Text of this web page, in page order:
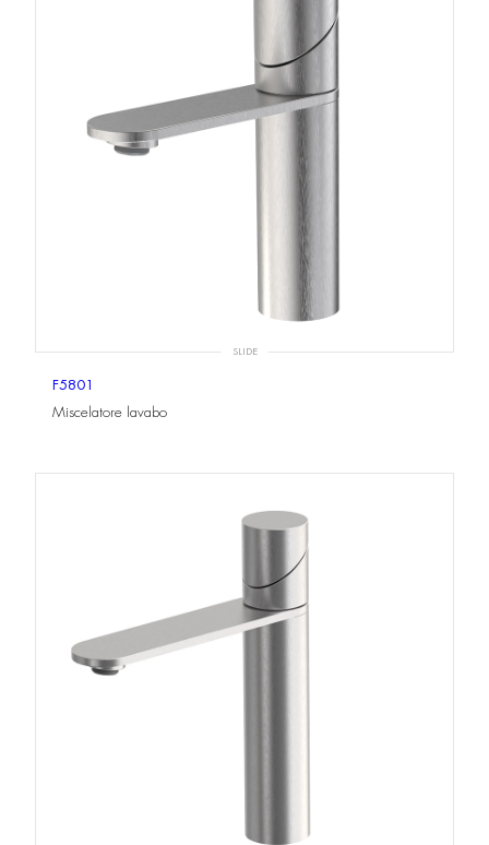
SLIDE
F5801
Miscelatore lavabo